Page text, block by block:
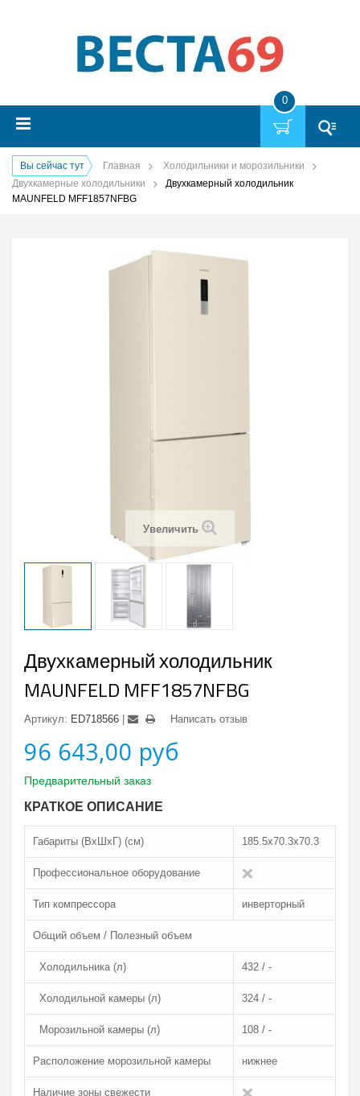
0
Вы сейчас тут Главная
Холодильники и морозильники
Двухкамерные холодильники
Двухкамерный холодильник
MAUNFELD MFF1857NFBG
Увеличить
Двухкамерный холодильник
MAUNFELD MFF1857NFBG
Артикул: ED718566 Написать отзыв
96 643,00 руб
Предварительный заказ
КРАТКОЕ ОПИСАНИЕ
Габариты (ВxШxГ) (см) 185.5x70.3x70.3
Профессиональное оборудование
Тип компрессора инверторный
Общий объем / Полезный объем
Холодильника (л) 432 / -
Холодильной камеры (л) 324 / -
Морозильной камеры (л) 108 / -
Расположение морозильной камеры нижнее
Наличие зоны свежести